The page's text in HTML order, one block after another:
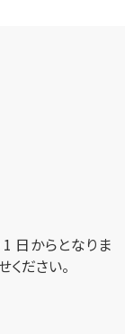
日からとなりま
ださい。